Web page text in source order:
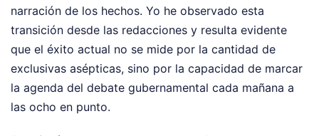
narración de los hechos. Yo he observado esta
transición desde las redacciones y resulta evidente
que el éxito actual no se mide por la cantidad de
exclusivas asépticas, sino por la capacidad de marcar
la agenda del debate gubernamental cada mañana a
las ocho en punto.